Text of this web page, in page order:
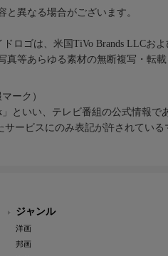
異なる場合がございます。
ロゴは、米国TiVo Brands LLCお
等あらゆる素材の無断複写・転載
ーク）
といい、テレビ番組の公式情報で
サービスにのみ表記が許されている
ジャンル
洋画
邦画